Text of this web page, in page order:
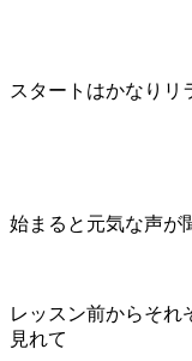
スタートはかなりリ
始まると元気な声が
レッスン前からそれ
見れて